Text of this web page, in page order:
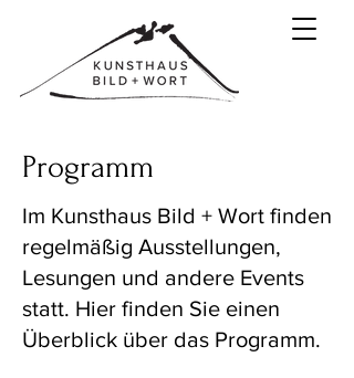
Programm
Im Kunsthaus Bild + Wort finden
regelmäßig Ausstellungen,
Lesungen und andere Events
statt. Hier finden Sie einen
Überblick über das Programm.